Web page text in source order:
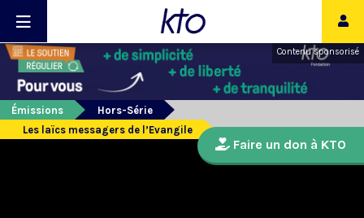
Contenu sponsorisé
Émissions
Hors-Série
Les laïcs messagers de l’Evangile
Faire un don à KTO